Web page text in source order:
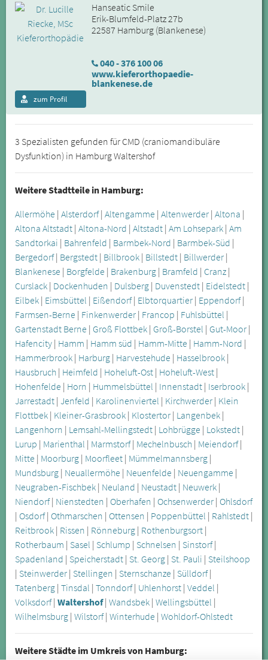
Hanseatic Smile
Erik-Blumfeld-Platz 27b
22587 Hamburg (Blankenese)
040 - 376 100 06
www.kieferorthopaedie-
blankenese.de
zum Profil
3 Spezialisten gefunden für CMD (craniomandibuläre
Dysfunktion) in Hamburg Waltershof
Weitere Stadtteile in Hamburg:
Allermöhe | Alsterdorf| Altengamme | Altenwerder | Altona |
Altona Altstadt | Altona-Nord | Altstadt | Am Lohsepark | Am
Sandtorkai | Bahrenfeld | Barmbek-Nord | Barmbek-Süd |
Bergedorf| Bergstedt | Billbrook | Billstedt | Billwerder |
Blankenese | Borgfelde | Brakenburg | Bramfeld | Cranz |
Curslack | Dockenhuden | Dulsberg | Duvenstedt | Eidelstedt |
Eilbek | Eimsbüttel | Eißendorf| Elbtorquartier | Eppendorf|
Farmsen-Berne | Finkenwerder | Francop | Fuhlsbüttel |
Gartenstadt Berne | Groß Flottbek | Groß-Borstel | Gut-Moor |
Hafencity | Hamm | Hamm süd | Hamm-Mitte | Hamm-Nord |
Hammerbrook | Harburg | Harvestehude | Hasselbrook |
Hausbruch | Heimfeld | Hoheluft-Ost | Hoheluft-West |
Hohenfelde | Horn | Hummelsbüttel | Innenstadt | Iserbrook |
Jarrestadt | Jenfeld | Karolinenviertel | Kirchwerder | Klein
Flottbek | Kleiner-Grasbrook | Klostertor | Langenbek |
Langenhorn | Lemsahl-Mellingstedt | Lohbrügge | Lokstedt |
Lurup | Marienthal | Marmstorf| Mechelnbusch | Meiendorf|
Mitte | Moorburg | Moorfleet | Mümmelmannsberg |
Mundsburg | Neuallermöhe | Neuenfelde | Neuengamme |
Neugraben-Fischbek | Neuland | Neustadt | Neuwerk |
Niendorf| Nienstedten | Oberhafen | Ochsenwerder | Ohlsdorf
| Osdorf| Othmarschen | Ottensen | Poppenbüttel | Rahlstedt |
Reitbrook | Rissen | Rönneburg | Rothenburgsort |
Rotherbaum | Sasel | Schlump | Schnelsen | Sinstorf|
Spadenland | Speicherstadt | St. Georg | St. Pauli | Steilshoop
| Steinwerder | Stellingen | Sternschanze | Sülldorf|
Tatenberg | Tinsdal | Tonndorf| Uhlenhorst | Veddel |
Volksdorf| Waltershof| Wandsbek | Wellingsbüttel |
Wilhelmsburg | Wilstorf| Winterhude | Wohldorf-Ohlstedt
Weitere Städte im Umkreis von Hamburg: